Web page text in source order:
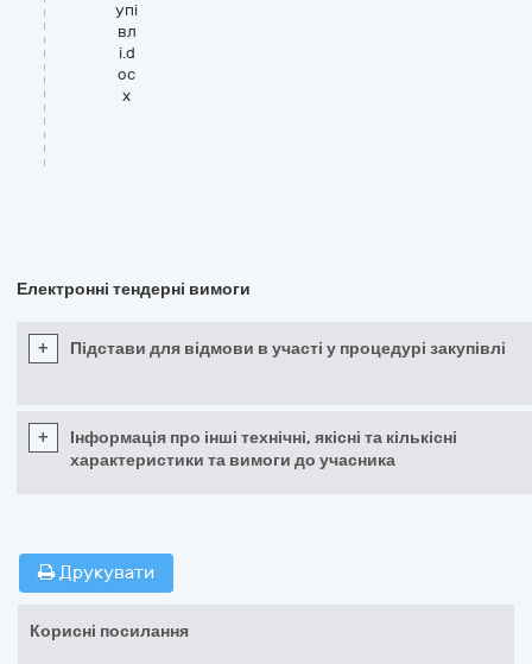
упі
вл
і.d
oc
x
Електронні тендерні вимоги
+ Підстави для відмови в участі у процедурі закупівлі
+
Інформація про інші технічні, якісні та кількісні
характеристики та вимоги до учасника
Друкувати
Корисні посилання